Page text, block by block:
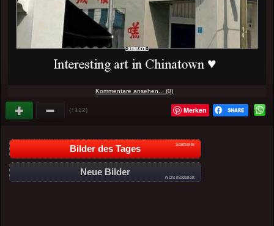
Kommentare ansehen... (0)
(+122) Merken
Bilder des Tages Startseite
Neue Bilder
nicht moderiert